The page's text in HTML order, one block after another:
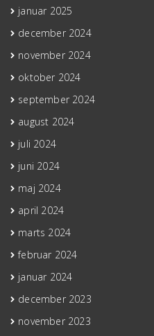
januar 2025
december 2024
november 2024
oktober 2024
september 2024
august 2024
juli 2024
juni 2024
maj 2024
april 2024
marts 2024
februar 2024
januar 2024
december 2023
november 2023